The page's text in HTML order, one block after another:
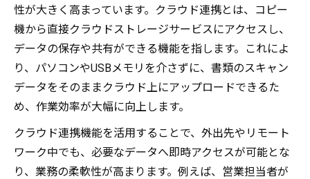
性が大きく高まっています。クラウド連携とは、コピー
機から直接クラウドストレージサービスにアクセスし、
データの保存や共有ができる機能を指します。これによ
り、パソコンやUSBメモリを介さずに、書類のスキャン
データをそのままクラウド上にアップロードできるた
め、作業効率が大幅に向上します。
クラウド連携機能を活用することで、外出先やリモート
ワーク中でも、必要なデータへ即時アクセスが可能とな
り、業務の柔軟性が高まります。例えば、営業担当者が